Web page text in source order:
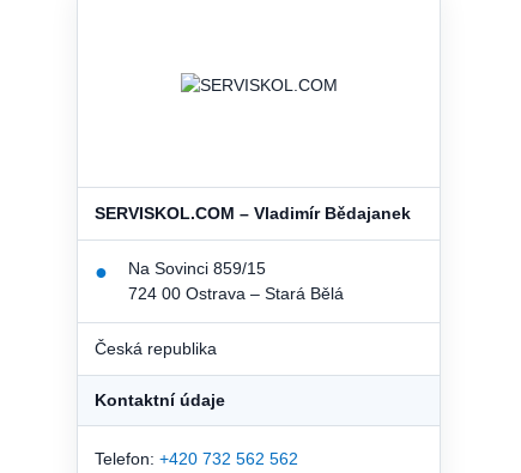
SERVISKOL.COM – Vladimír Bědajanek
●
Na Sovinci 859/15
724 00 Ostrava – Stará Bělá
Česká republika
Kontaktní údaje
Telefon: +420 732 562 562